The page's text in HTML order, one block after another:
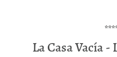
La Casa Vacía -